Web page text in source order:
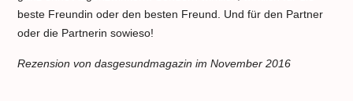
beste Freundin oder den besten Freund. Und für den Partner
oder die Partnerin sowieso!
Rezension von dasgesundmagazin im November 2016